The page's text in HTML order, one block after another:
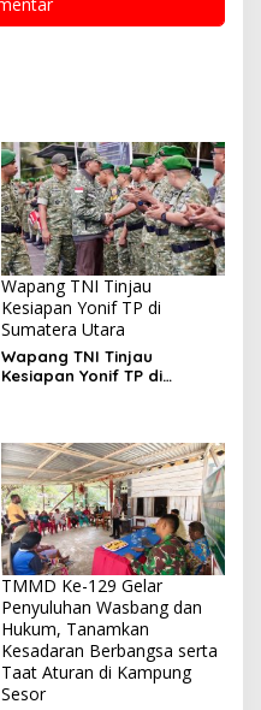
Wapang TNI Tinjau
Kesiapan Yonif TP di
Sumatera Utara
Wapang TNI Tinjau
Kesiapan Yonif TP di
TMMD Ke-129 Gelar
Penyuluhan Wasbang dan
Hukum, Tanamkan
Kesadaran Berbangsa serta
Taat Aturan di Kampung
Sesor